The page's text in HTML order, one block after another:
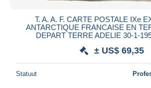
T. A. A. F. CARTE POSTALE IXe
ANTARCTIQUE FRANCAISE EN
DEPART TERRE ADELIE 30-1-
± US$ 69,35
Statuut